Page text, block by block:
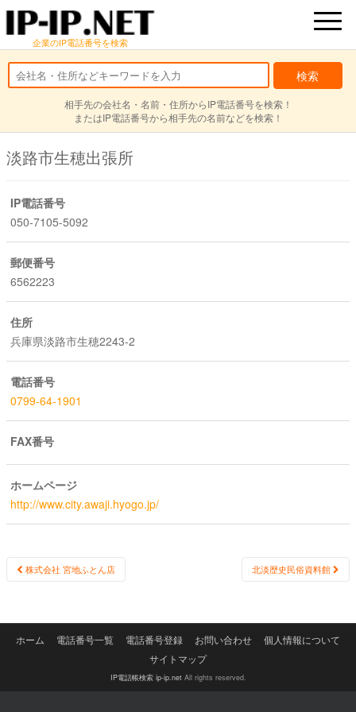
企業のIP電話番号を検索
相手先の会社名・名前・住所からIP電話番号を検索！
またはIP電話番号から相手先の名前などを検索！
淡路市生穂出張所
IP電話番号
050-7105-5092
郵便番号
6562223
住所
兵庫県淡路市生穂2243-2
電話番号
0799-64-1901
FAX番号
ホームページ
http://www.city.awaji.hyogo.jp/
Post
株式会社 宮地ふとん店 北淡歴史民俗資料館
ホーム 電話番号一覧 電話番号登録 お問い合わせ
個人情報について
サイトマップ
IP電話帳検索 ip-ip.netAll rights reserved.